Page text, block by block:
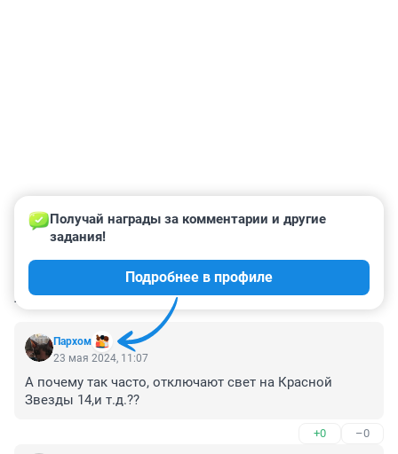
КОММЕНТАРИИ 8
Пархом
Получай награды за комментарии и другие
задания!
Подробнее в профиле
23 мая 2024, 11:07
А почему так часто, отключают свет на Красной
Звезды 14,и т.д.??
+0 –0